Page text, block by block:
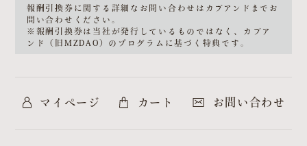
報酬引換券に関する詳細なお問い合わせは カブアンド までお
問い合わせください。
※報酬引換券は当社が発行しているものではなく、カブア
ンド（旧MZDAO）のプログラムに基づく特典です。
マイページ カート お問い合わせ